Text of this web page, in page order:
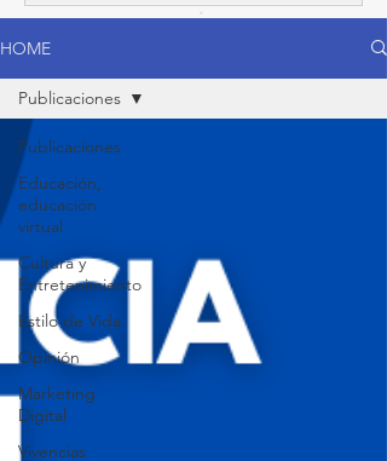
HOME
Publicaciones
Educación,
educación
virtual
Cultura y
Entretenimiento
Estilo de Vida
Opinión
Marketing
Digital
Vivencias
Publicaciones